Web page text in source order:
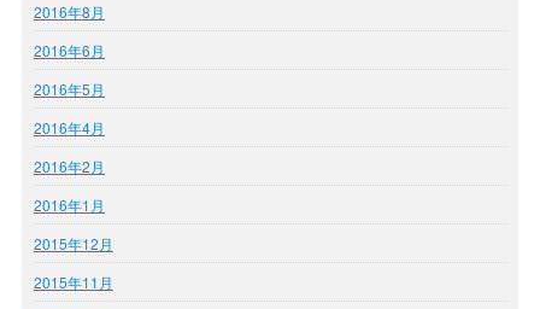
2016年8月
2016年6月
2016年5月
2016年4月
2016年2月
2016年1月
2015年12月
2015年11月